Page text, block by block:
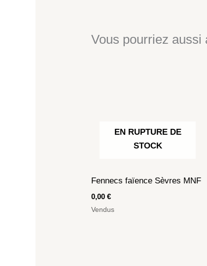
Vous pourriez aussi
EN RUPTURE DE
STOCK
Fennecs faïence Sèvres MNF
0,00€
Vendus